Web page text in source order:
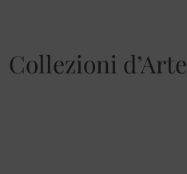
Collezioni